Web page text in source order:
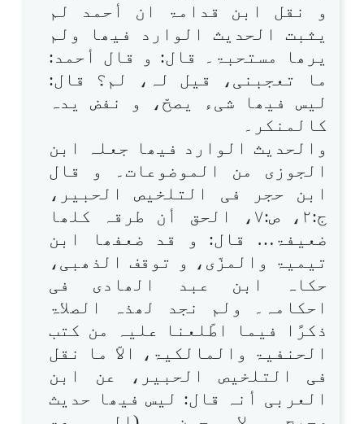
و نقل ابن قدامۃ ان أحمد لم
یثبت الحدیث الوارد فیھا ولم
یرھا مستحبۃ۔ قال: و قال أحمد:
ما تعجبنی، قیل لہ، لم؟ قال:
لیس فیھا شیء یصحّ، و نفض یدہ
کالمنکر۔
والحدیث الوارد فیھا جعلہ ابن
الجوزی من الموضوعات۔ و قال
ابن حجر فی التلخیص الحبیر،
ج:۲، ص:۷، الحق أن طرقہ کلھا
ضعیفۃ… قال: و قد ضعفھا ابن
تیمیۃ والمزّی، و توقف الذھبی،
حکاہ ابن عبد الھادی فی
احکامہ۔ ولم نجد لھذہ الصلاۃ
ذکرًا فیما اطّلعنا علیہ من کتب
الحنفیۃ والمالکیۃ، الاّ ما نقل
فی التلخیص الحبیر، عن ابن
العربی أنہ قال: لیس فیھا حدیث